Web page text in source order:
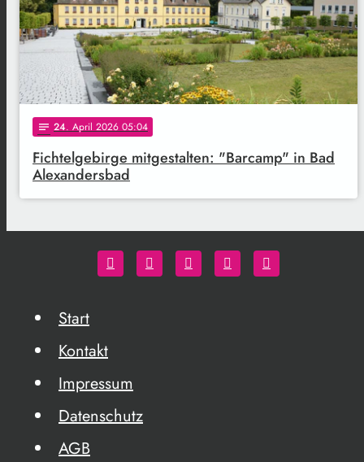
notes 24. April 2026 05:04
Fichtelgebirge mitgestalten: "Barcamp" in Bad
Alexandersbad
Start
Kontakt
Impressum
Datenschutz
AGB